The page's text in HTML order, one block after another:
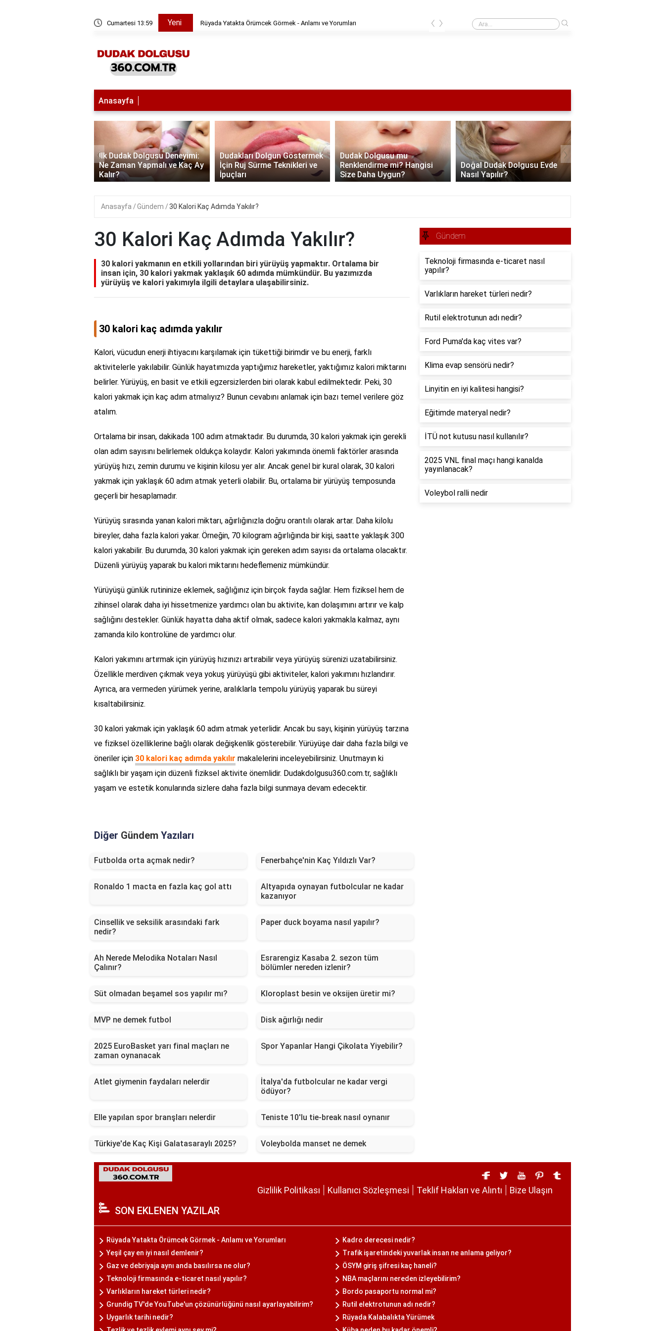
Cumartesi 13:59 Yeni
Görmek - Anlamı ve Yorumları Rüyada Yatakta Örümcek Görmek - Anlamı ve Yorumları Kadro derecesi nedir?
‹ ›
Anasayfa
İlk Dudak Dolgusu Deneyimi:
Ne Zaman Yapmalı ve Kaç Ay
Kalır?
Dudakları Dolgun Göstermek
İçin Ruj Sürme Teknikleri ve
İpuçları
Dudak Dolgusu mu
Renklendirme mi? Hangisi
Size Daha Uygun?
Doğal Dudak Dolgusu Evde
Nasıl Yapılır?
‹ ›
Anasayfa Gündem 30 Kalori Kaç Adımda Yakılır?
30 Kalori Kaç Adımda Yakılır?
30 kalori yakmanın en etkili yollarından biri yürüyüş yapmaktır. Ortalama bir
insan için, 30 kalori yakmak yaklaşık 60 adımda mümkündür. Bu yazımızda
yürüyüş ve kalori yakımıyla ilgili detaylara ulaşabilirsiniz.
30 kalori kaç adımda yakılır
Kalori, vücudun enerji ihtiyacını karşılamak için tükettiği birimdir ve bu enerji, farklı
aktivitelerle yakılabilir. Günlük hayatımızda yaptığımız hareketler, yaktığımız kalori miktarını
belirler. Yürüyüş, en basit ve etkili egzersizlerden biri olarak kabul edilmektedir. Peki, 30
kalori yakmak için kaç adım atmalıyız? Bunun cevabını anlamak için bazı temel verilere göz
atalım.
Ortalama bir insan, dakikada 100 adım atmaktadır. Bu durumda, 30 kalori yakmak için gerekli
olan adım sayısını belirlemek oldukça kolaydır. Kalori yakımında önemli faktörler arasında
yürüyüş hızı, zemin durumu ve kişinin kilosu yer alır. Ancak genel bir kural olarak, 30 kalori
yakmak için yaklaşık 60 adım atmak yeterli olabilir. Bu, ortalama bir yürüyüş temposunda
geçerli bir hesaplamadır.
Yürüyüş sırasında yanan kalori miktarı, ağırlığınızla doğru orantılı olarak artar. Daha kilolu
bireyler, daha fazla kalori yakar. Örneğin, 70 kilogram ağırlığında bir kişi, saatte yaklaşık 300
kalori yakabilir. Bu durumda, 30 kalori yakmak için gereken adım sayısı da ortalama olacaktır.
Düzenli yürüyüş yaparak bu kalori miktarını hedeflemeniz mümkündür.
Yürüyüşü günlük rutininize eklemek, sağlığınız için birçok fayda sağlar. Hem fiziksel hem de
zihinsel olarak daha iyi hissetmenize yardımcı olan bu aktivite, kan dolaşımını artırır ve kalp
sağlığını destekler. Günlük hayatta daha aktif olmak, sadece kalori yakmakla kalmaz, aynı
zamanda kilo kontrolüne de yardımcı olur.
Kalori yakımını artırmak için yürüyüş hızınızı artırabilir veya yürüyüş sürenizi uzatabilirsiniz.
Özellikle merdiven çıkmak veya yokuş yürüyüşü gibi aktiviteler, kalori yakımını hızlandırır.
Ayrıca, ara vermeden yürümek yerine, aralıklarla tempolu yürüyüş yaparak bu süreyi
kısaltabilirsiniz.
30 kalori yakmak için yaklaşık 60 adım atmak yeterlidir. Ancak bu sayı, kişinin yürüyüş tarzına
ve fiziksel özelliklerine bağlı olarak değişkenlik gösterebilir. Yürüyüşe dair daha fazla bilgi ve
öneriler için 30 kalori kaç adımda yakılır makalelerini inceleyebilirsiniz. Unutmayın ki
sağlıklı bir yaşam için düzenli fiziksel aktivite önemlidir. Dudakdolgusu360.com.tr, sağlıklı
yaşam ve estetik konularında sizlere daha fazla bilgi sunmaya devam edecektir.
Diğer Gündem Yazıları
Futbolda orta açmak nedir? Fenerbahçe'nin Kaç Yıldızlı Var?
Ronaldo 1 macta en fazla kaç gol attı
Altyapıda oynayan futbolcular ne kadar
kazanıyor
Cinsellik ve seksilik arasındaki fark
nedir?
Paper duck boyama nasıl yapılır?
Ah Nerede Melodika Notaları Nasıl
Çalınır?
Esrarengiz Kasaba 2. sezon tüm
bölümler nereden izlenir?
Süt olmadan beşamel sos yapılır mı? Kloroplast besin ve oksijen üretir mi?
MVP ne demek futbol Disk ağırlığı nedir
2025 EuroBasket yarı final maçları ne
zaman oynanacak
Spor Yapanlar Hangi Çikolata Yiyebilir?
Atlet giymenin faydaları nelerdir
İtalya'da futbolcular ne kadar vergi
ödüyor?
Elle yapılan spor branşları nelerdir Teniste 10'lu tie-break nasıl oynanır
Türkiye'de Kaç Kişi Galatasaraylı 2025? Voleybolda manset ne demek
Gündem
Teknoloji firmasında e-ticaret nasıl
yapılır?
Varlıkların hareket türleri nedir?
Rutil elektrotunun adı nedir?
Ford Puma'da kaç vites var?
Klima evap sensörü nedir?
Linyitin en iyi kalitesi hangisi?
Eğitimde materyal nedir?
İTÜ not kutusu nasıl kullanılır?
2025 VNL final maçı hangi kanalda
yayınlanacak?
Voleybol ralli nedir
Gizlilik Politikası Kullanıcı Sözleşmesi Teklif Hakları ve Alıntı Bize Ulaşın
SON EKLENEN YAZILAR
Rüyada Yatakta Örümcek Görmek - Anlamı ve Yorumları
Kadro derecesi nedir?
Yeşil çay en iyi nasıl demlenir?
Trafik işaretindeki yuvarlak insan ne anlama geliyor?
Gaz ve debriyaja aynı anda basılırsa ne olur?
ÖSYM giriş şifresi kaç haneli?
Teknoloji firmasında e-ticaret nasıl yapılır?
NBA maçlarını nereden izleyebilirim?
Varlıkların hareket türleri nedir?
Bordo pasaportu normal mi?
Grundig TV'de YouTube'un çözünürlüğünü nasıl ayarlayabilirim?
Rutil elektrotunun adı nedir?
Uygarlık tarihi nedir?
Rüyada Kalabalıkta Yürümek